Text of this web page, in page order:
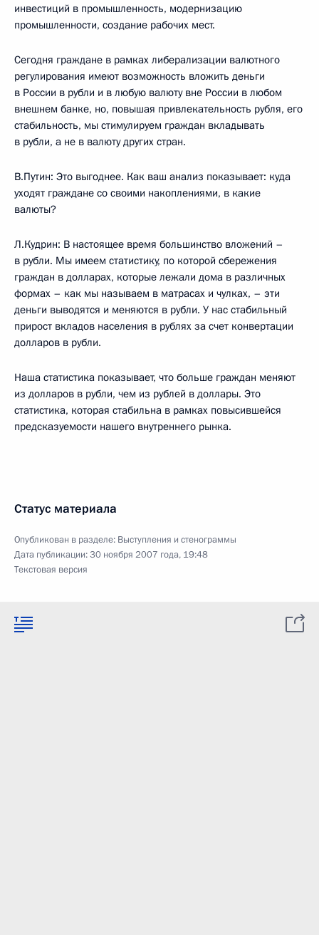
инвестиций в промышленность, модернизацию
промышленности, создание рабочих мест.
Сегодня граждане в рамках либерализации валютного
регулирования имеют возможность вложить деньги
в России в рубли и в любую валюту вне России в любом
внешнем банке, но, повышая привлекательность рубля, его
стабильность, мы стимулируем граждан вкладывать
в рубли, а не в валюту других стран.
В.Путин: Это выгоднее. Как ваш анализ показывает: куда
уходят граждане со своими накоплениями, в какие
валюты?
Л.Кудрин: В настоящее время большинство вложений –
в рубли. Мы имеем статистику, по которой сбережения
граждан в долларах, которые лежали дома в различных
формах – как мы называем в матрасах и чулках, – эти
деньги выводятся и меняются в рубли. У нас стабильный
прирост вкладов населения в рублях за счет конвертации
долларов в рубли.
Наша статистика показывает, что больше граждан меняют
из долларов в рубли, чем из рублей в доллары. Это
статистика, которая стабильна в рамках повысившейся
предсказуемости нашего внутреннего рынка.
Статус материала
Опубликован в разделе: Выступления и стенограммы
Дата публикации:30 ноября 2007 года, 19:48
Текстовая версия